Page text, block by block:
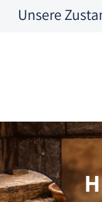
Unsere